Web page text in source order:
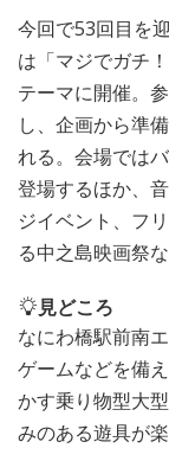
今回で53回目を
は「マジでガチ
テーマに開催。
し、企画から準
れる。会場では
登場するほか、
ジイベント、フ
る中之島映画祭
見どころ
なにわ橋駅前南
ゲームなどを備
かす乗り物型大
みのある遊具が楽